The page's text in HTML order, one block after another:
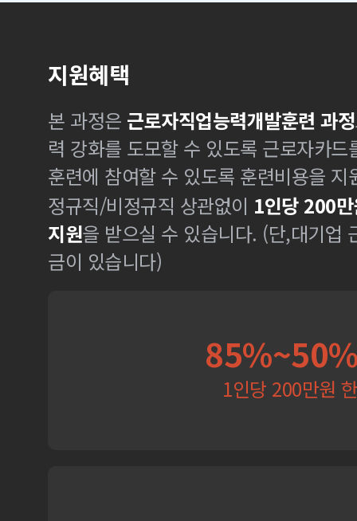
지원혜택
본 과정은 근로자직업능력개발훈련 과정
력 강화를 도모할 수 있도록 근로자카
훈련에 참여할 수 있도록 훈련비용을 지
정규직/비정규직 상관없이 1인당 200
지원을 받으실 수 있습니다. (단,대기업
금이 있습니다)
1인당 200만원